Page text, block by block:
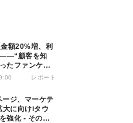
顧客を知
たファンケル
、次に見据える
レポート
ージ、マーケテ
大に向けiタウ
強化 - その狙